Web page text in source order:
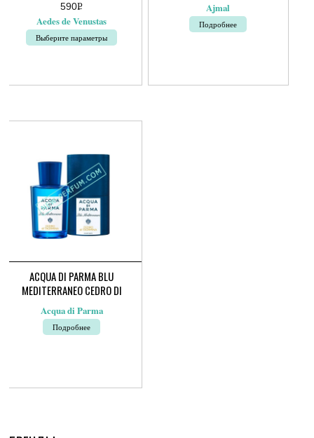
590Р
УБ.
Aedes de Venustas
Выберите параметры
имеет
Опции
странице
товара.
Ajmal
Подробнее
ACQUA DI PARMA BLU
MEDITERRANEO CEDRO DI
TAORMINA
Acqua di Parma
Подробнее